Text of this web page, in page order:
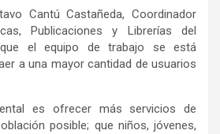
Cantú Castañeda, Coordinador
Publicaciones y Librerías del
el equipo de trabajo se está
a una mayor cantidad de usuarios
es ofrecer más servicios de
posible; que niños, jóvenes,